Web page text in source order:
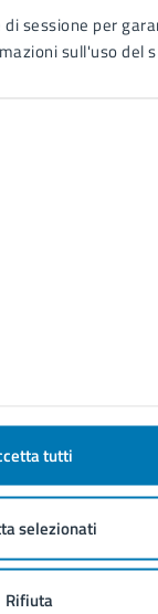
sessione per
sull'uso del
tutti
selezionati
Rifiuta